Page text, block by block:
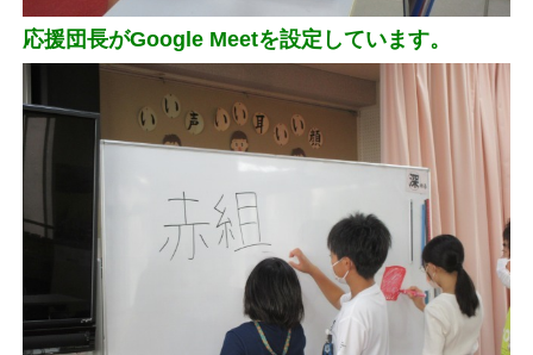
応援団長がGoogle Meetを設定しています。